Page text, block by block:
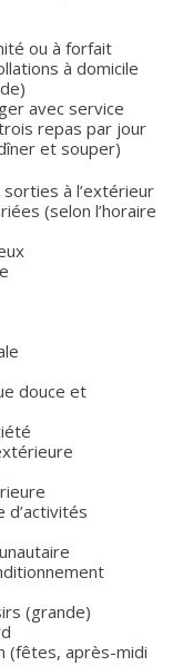
ou à forfait
à domicile
avec service
repas par jour
et souper)
à l’extérieur
(selon l’horaire
douce et
d’activités
(grande)
(fêtes, après-midi